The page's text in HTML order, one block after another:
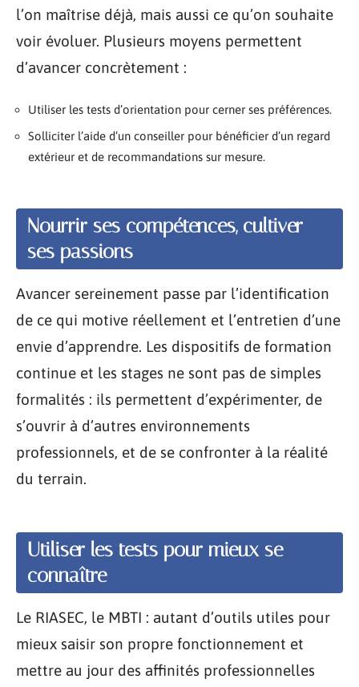
l’on maîtrise déjà, mais aussi ce qu’on souhaite
voir évoluer. Plusieurs moyens permettent
d’avancer concrètement :
Utiliser les tests d’orientation pour cerner ses préférences.
Solliciter l’aide d’un conseiller pour bénéficier d’un regard
extérieur et de recommandations sur mesure.
Nourrir ses compétences, cultiver
ses passions
Avancer sereinement passe par l’identification
de ce qui motive réellement et l’entretien d’une
envie d’apprendre. Les dispositifs de formation
continue et les stages ne sont pas de simples
formalités : ils permettent d’expérimenter, de
s’ouvrir à d’autres environnements
professionnels, et de se confronter à la réalité
du terrain.
Utiliser les tests pour mieux se
connaître
Le RIASEC, le MBTI : autant d’outils utiles pour
mieux saisir son propre fonctionnement et
mettre au jour des affinités professionnelles